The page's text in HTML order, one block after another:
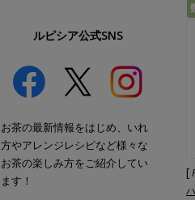
[
ルピシア公式SNS
お茶の最新情報をはじめ、いれ
方やアレンジレシピなど様々な
お茶の楽しみ方をご紹介してい
ます！